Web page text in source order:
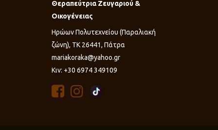
Θεραπεύτρια Ζευγαριού &
Οικογένειας
Ηρώων Πολυτεχνείου (Παραλιακή
ζώνη), ΤΚ 26441, Πάτρα
mariakoraka@yahoo.gr
Κιν: +30 6974 349109